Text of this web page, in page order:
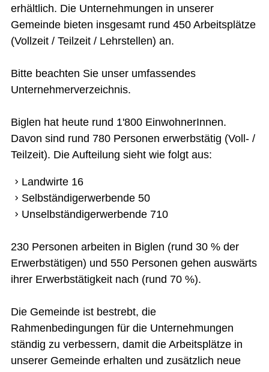
erhältlich. Die Unternehmungen in unserer
Gemeinde bieten insgesamt rund 450 Arbeitsplätze
(Vollzeit / Teilzeit / Lehrstellen) an.
Bitte beachten Sie unser umfassendes
Unternehmerverzeichnis.
Biglen hat heute rund 1'800 EinwohnerInnen.
Davon sind rund 780 Personen erwerbstätig (Voll- /
Teilzeit). Die Aufteilung sieht wie folgt aus:
Landwirte 16
Selbständigerwerbende 50
Unselbständigerwerbende 710
230 Personen arbeiten in Biglen (rund 30 % der
Erwerbstätigen) und 550 Personen gehen auswärts
ihrer Erwerbstätigkeit nach (rund 70 %).
Die Gemeinde ist bestrebt, die
Rahmenbedingungen für die Unternehmungen
ständig zu verbessern, damit die Arbeitsplätze in
unserer Gemeinde erhalten und zusätzlich neue